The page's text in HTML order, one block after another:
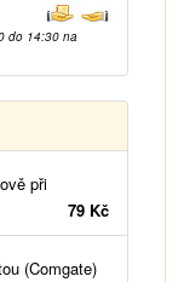
do 14:30 na
při
79 Kč
(Comgate)